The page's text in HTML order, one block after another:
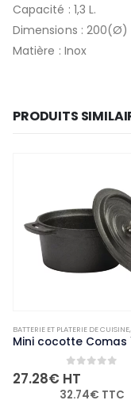
Capacité : 1,3 L.
Dimensions :
Matière : Inox
PRODUITS
ET CASSEROLES, NON-
BATTERIE ET PLATERIE DE CUISINE,
0out of 5
27.28€ HT
32.74€ TTC